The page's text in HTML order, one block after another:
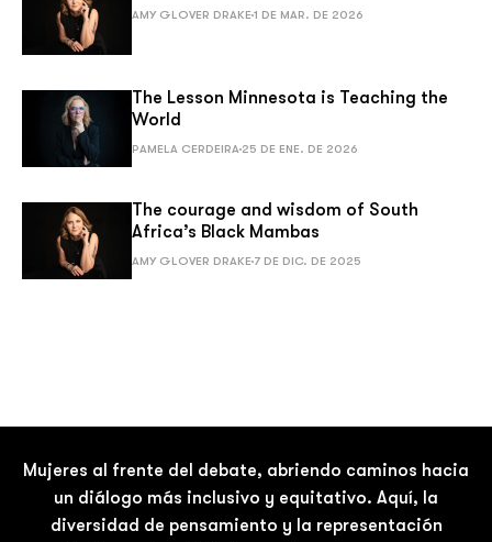
AMY GLOVER DRAKE 1 DE MAR. DE 2026
The Lesson Minnesota is Teaching the
World
PAMELA CERDEIRA 25 DE ENE. DE 2026
The courage and wisdom of South
Africa’s Black Mambas
AMY GLOVER DRAKE 7 DE DIC. DE 2025
Mujeres al frente del debate, abriendo caminos hacia
un diálogo más inclusivo y equitativo. Aquí, la
diversidad de pensamiento y la representación